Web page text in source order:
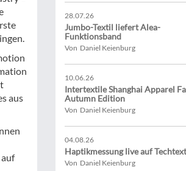
aus
28.07.26
Jumbo-Textil liefert Alea-
Funktionsband
Von Daniel Keienburg
10.06.26
Intertextile Shanghai Apparel
Autumn Edition
Von Daniel Keienburg
04.08.26
Haptikmessung live auf
Von Daniel Keienburg